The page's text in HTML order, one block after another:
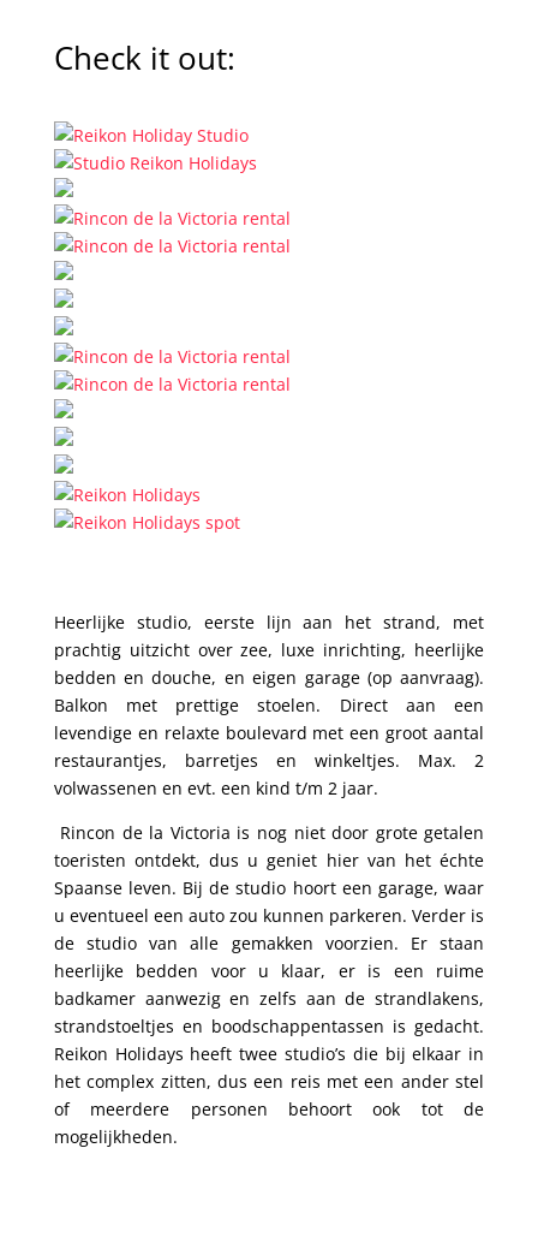
Check it out:
Heerlijke studio, eerste lijn aan het strand, met
prachtig uitzicht over zee, luxe inrichting, heerlijke
bedden en douche, en eigen garage (op aanvraag).
Balkon met prettige stoelen. Direct aan een
levendige en relaxte boulevard met een groot aantal
restaurantjes, barretjes en winkeltjes. Max. 2
volwassenen en evt. een kind t/m 2 jaar.
Rincon de la Victoria is nog niet door grote getalen
toeristen ontdekt, dus u geniet hier van het échte
Spaanse leven. Bij de studio hoort een garage, waar
u eventueel een auto zou kunnen parkeren. Verder is
de studio van alle gemakken voorzien. Er staan
heerlijke bedden voor u klaar, er is een ruime
badkamer aanwezig en zelfs aan de strandlakens,
strandstoeltjes en boodschappentassen is gedacht.
Reikon Holidays heeft twee studio’s die bij elkaar in
het complex zitten, dus een reis met een ander stel
of meerdere personen behoort ook tot de
mogelijkheden.